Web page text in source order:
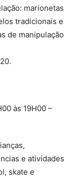
marionetas
tradicionais e
de manipulação
às 19H00 –
e atividades
skate e